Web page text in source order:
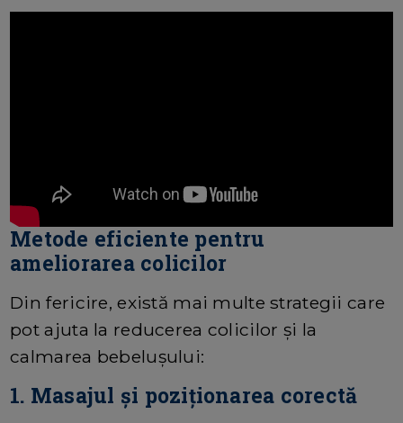
Metode eficiente pentru
ameliorarea colicilor
Din fericire, există mai multe strategii care
pot ajuta la reducerea colicilor și la
calmarea bebelușului:
1. Masajul și poziționarea corectă